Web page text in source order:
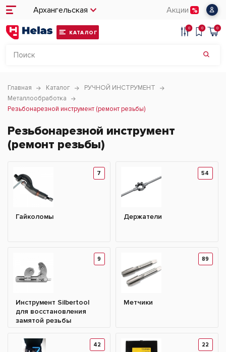
Архангельская Акции
КАТАЛОГ
0 0 0
Главная Каталог
РУЧНОЙ ИНСТРУМЕНТ
Металлообработка
Резьбонарезной инструмент (ремонт резьбы)
Резьбонарезной инструмент
(ремонт резьбы)
7
Гайколомы
54
Держатели
9
Инструмент Silbertool
для восстановления
замятой резьбы
89
Метчики
42 22